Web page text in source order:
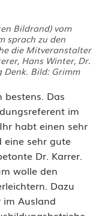
Bildrand) vom
sprach zu den
die Mitveranstalter
Hans Winter, Dr.
Bild: Grimm
bestens. Das
im
habt einen sehr
sehr gute
Dr. Karrer.
wolle den
Dazu
Ausland